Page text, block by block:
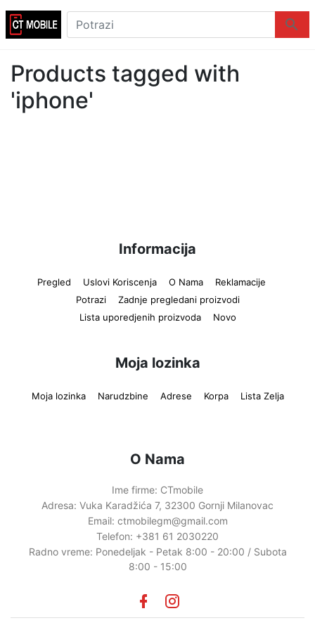
Logo
Potrazi
Products tagged with
'iphone'
Informacija
Pregled Uslovi Koriscenja O Nama
Reklamacije
Potrazi
Zadnje pregledani proizvodi
Lista uporedjenih proizvoda
Novo
Moja lozinka
Moja lozinka Narudzbine Adrese Korpa Lista Zelja
O Nama
Ime firme: CTmobile
Adresa: Vuka Karadžića 7, 32300 Gornji Milanovac
Email: ctmobilegm@gmail.com
Telefon: +381 61 2030220
Radno vreme: Ponedeljak - Petak 8:00 - 20:00 / Subota
8:00 - 15:00
Facebook
instagram